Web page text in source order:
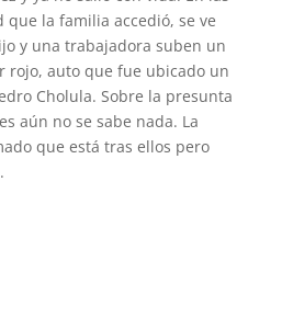
que la familia accedió, se ve
y una trabajadora suben un
rojo, auto que fue ubicado un
Cholula. Sobre la presunta
aún no se sabe nada. La
que está tras ellos pero